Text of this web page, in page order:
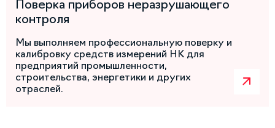
Поверка приборов неразрушающего
контроля
Мы выполняем профессиональную поверку и
калибровку средств измерений НК для
предприятий промышленности,
строительства, энергетики и других
отраслей.